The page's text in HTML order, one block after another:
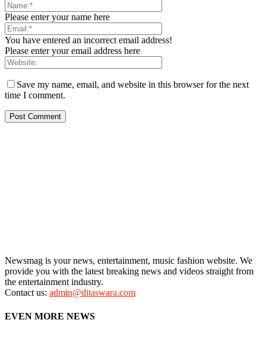
Please enter your name here
You have entered an incorrect email address!
Please enter your email address here
Save my name, email, and website in this browser for the next
time I comment.
Newsmag is your news, entertainment, music fashion website. We
provide you with the latest breaking news and videos straight from
the entertainment industry.
Contact us: admin@ditaswara.com
EVEN MORE NEWS